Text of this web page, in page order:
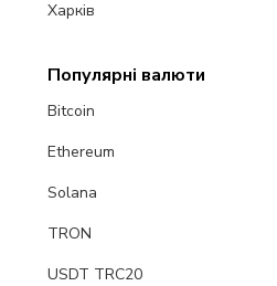
Харків
Популярні валюти
Bitcoin
Ethereum
Solana
TRON
USDT TRC20